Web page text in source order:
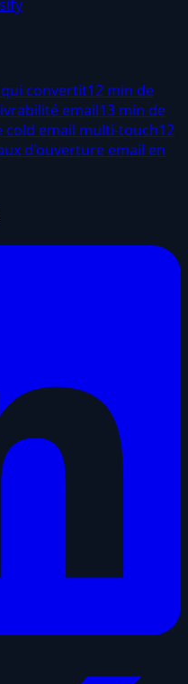
convertit12 min de
email13 min de
cold email multi-touch12
d'ouverture email en